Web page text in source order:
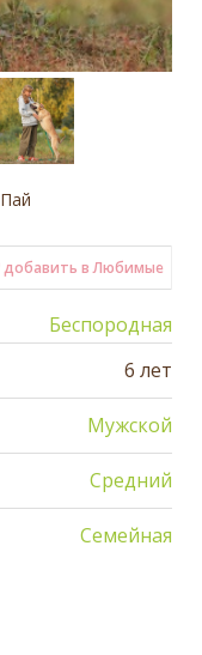
Пай
добавить в Любимые
Беспородная
6 лет
Мужской
Средний
Семейная